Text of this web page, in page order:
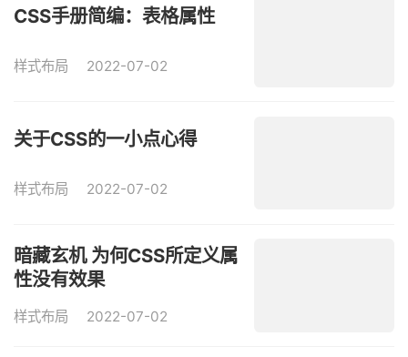
CSS手册简编：表格属性
样式布局 2022-07-02
关于CSS的一小点心得
样式布局 2022-07-02
暗藏玄机 为何CSS所定义属
性没有效果
样式布局 2022-07-02